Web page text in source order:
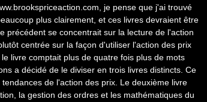
je pense que j'ai trouvé
plus clairement, et ces livres devraient être
précédent se concentrait sur la lecture de l'action
centrée sur la façon d'utiliser l'action des prix
livre comptait plus de quatre fois plus de mots
a décidé de le diviser en trois livres distincts. Ce
de l'action des prix. Le deuxième livre
la gestion des ordres et les mathématiques du